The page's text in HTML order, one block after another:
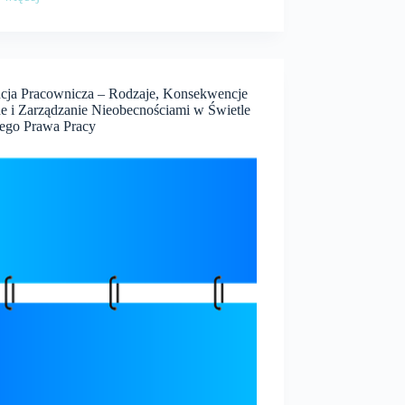
Pracownicza – Rodzaje, Konsekwencje
i Zarządzanie Nieobecnościami w Świetle
Prawa Pracy